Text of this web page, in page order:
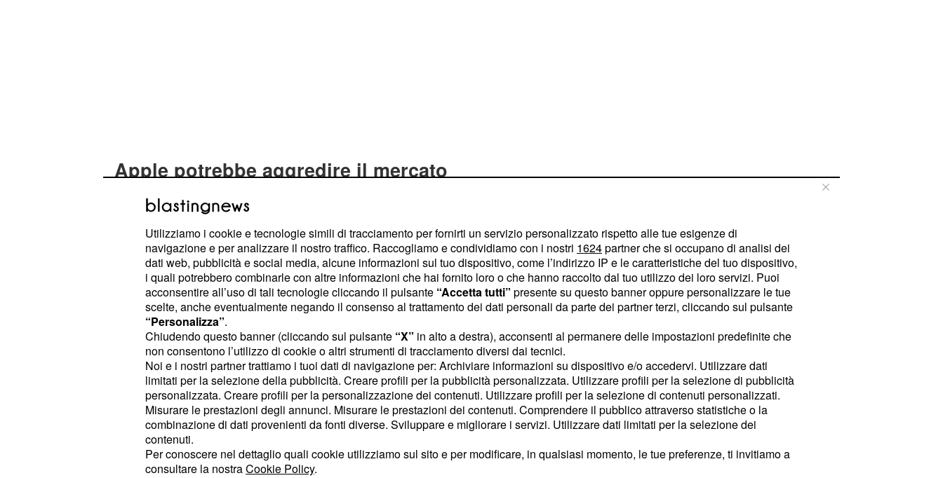
Apple potrebbe aggredire il mercato
La ben consolidata strategia di lancio di un nuovo
smartphone potrebbe essere modificata per il decimo
anniversario dalla presentazione del primo iPhone. Secondo
la società di ricerca BluFin l'iPhone 8sarà presentato il 29
giugno 2017 esattamente dieci anni dopo le vendite del
primo smartphoneApple, l'iPhone 2G. Secondo la società i
motivi di una presentazione anticipata sarebbero da
ricercare non solo nel festeggiare l'anniversario, ma anche
nel creare hype che possa far salire il prezzo delle azioni
della società.
L'ipotesi è che il lancio poi avvenga con la tradizionale data
di settembre facendo passare tre mesi dalla presentazione. I
tempi non coinciderebbero con la strategia
punto negli ultimi anni.
Utilizziamo i cookie e tecnologie simili di tracciamento per fornirti un servizio personalizzato rispetto alle tue esigenze di
navigazione e per analizzare il nostro traffico. Raccogliamo e condividiamo con i nostri 1624partner che si occupano di analisi dei
dati web, pubblicità e social media, alcune informazioni sul tuo dispositivo, come l’indirizzo IP e le caratteristiche del tuo dispositivo,
i quali potrebbero combinarle con altre informazioni che hai fornito loro o che hanno raccolto dal tuo utilizzo dei loro servizi. Puoi
acconsentire all’uso di tali tecnologie cliccando il pulsante “Accetta tutti” presente su questo banner oppure personalizzare le tue
scelte, anche eventualmente negando il consenso al trattamento dei dati personali da parte dei partner terzi, cliccando sul pulsante
“Personalizza”.
Chiudendo questo banner (cliccando sul pulsante “X” in alto a destra), acconsenti al permanere delle impostazioni predefinite che
non consentono l’utilizzo di cookie o altri strumenti di tracciamento diversi dai tecnici.
Noi e i nostri partner trattiamo i tuoi dati di navigazione per: Archiviare informazioni su dispositivo e/o accedervi. Utilizzare dati
limitati per la selezione della pubblicità. Creare profili per la pubblicità personalizzata. Utilizzare profili per la selezione di pubblicità
personalizzata. Creare profili per la personalizzazione dei contenuti. Utilizzare profili per la selezione di contenuti personalizzati.
Misurare le prestazioni degli annunci. Misurare le prestazioni dei contenuti. Comprendere il pubblico attraverso statistiche o la
combinazione di dati provenienti da fonti diverse. Sviluppare e migliorare i servizi. Utilizzare dati limitati per la selezione dei
contenuti.
Per conoscere nel dettaglio quali cookie utilizziamo sul sito e per modificare, in qualsiasi momento, le tue preferenze, ti invitiamo a
consultare la nostraCookie Policy.